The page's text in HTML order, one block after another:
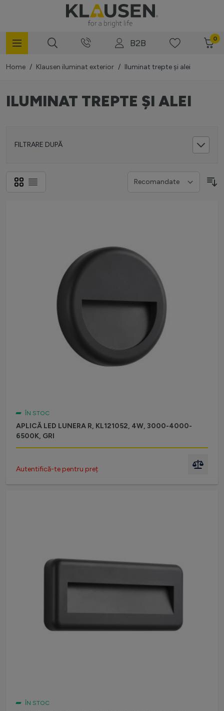
B2B 0
Home / Klausen iluminat exterior / Iluminat trepte și alei
ILUMINAT TREPTE ȘI ALEI
FILTRARE DUPĂ
Grilă
Listă
ÎN STOC
APLICĂ LED LUNERA R, KL121052, 4W, 3000-4000-
6500K, GRI
Autentifică-te pentru preț
ÎN STOC